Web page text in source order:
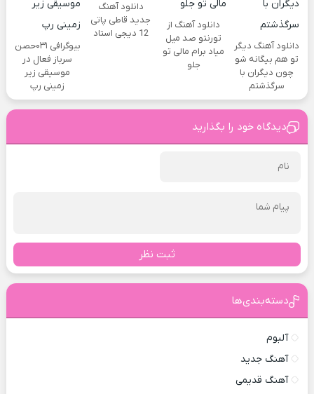
دانلود آهنگ دیگر
تو هم بیگانه شو
چون دیگران با
سرگذشتم
دانلود آهنگ از
تورنتو صد میل
میاد برام مالی تو
جلو
دانلود آهنگ
جدید قاطی پاتی
12 دیجی استاد
بیوگرافی ۰۳۱حصن
سرباز فعال در
موسیقی زیر
زمینی رپ
دیدگاه خود را بگذارید
ثبت نظر
دسته‌بندی‌ها
آلبوم
آهنگ جدید
آهنگ قدیمی